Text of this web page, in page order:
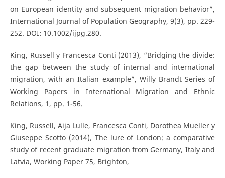
on European identity and subsequent migration behavior”,
International Journal of Population Geography, 9(3), pp. 229-
252. DOI: 10.1002/ijpg.280.
King, Russell y Francesca Conti (2013), “Bridging the divide:
the gap between the study of internal and international
migration, with an Italian example”, Willy Brandt Series of
Working Papers in International Migration and Ethnic
Relations, 1, pp. 1-56.
King, Russell, Aija Lulle, Francesca Conti, Dorothea Mueller y
Giuseppe Scotto (2014), The lure of London: a comparative
study of recent graduate migration from Germany, Italy and
Latvia, Working Paper 75, Brighton,